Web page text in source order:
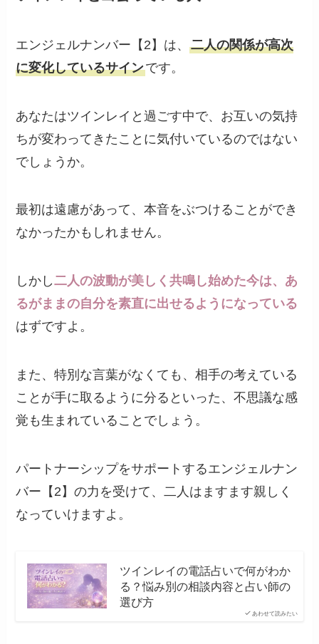
エンジェルナンバー【2】は、二人の関係が高次
に変化しているサインです。
あなたはツインレイと過ごす中で、お互いの気持
ちが変わってきたことに気付いているのではない
でしょうか。
最初は遠慮があって、本音をぶつけることができ
なかったかもしれません。
しかし二人の波動が美しく共鳴し始めた今は、あ
るがままの自分を素直に出せるようになっている
はずですよ。
また、特別な言葉がなくても、相手の考えている
ことが手に取るように分るといった、不思議な感
覚も生まれていることでしょう。
パートナーシップをサポートするエンジェルナン
バー【2】の力を受けて、二人はますます親しく
なっていけますよ。
あわせて読みたい
ツインレイの電話占いで何がわか
る？悩み別の相談内容と占い師の
選び方